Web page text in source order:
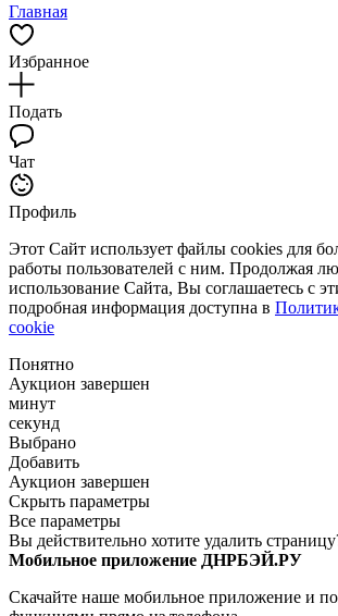
Главная
Избранное
Подать
Чат
Профиль
Этот Сайт использует файлы cookies для
работы пользователей с ним. Продолжая
использование Сайта, Вы соглашаетесь с
подробная информация доступна в
cookie
Понятно
Аукцион завершен
минут
секунд
Выбрано
Добавить
Аукцион завершен
Скрыть параметры
Все параметры
Вы действительно хотите удалить
Мобильное приложение ДНРБЭЙ.РУ
Скачайте наше мобильное приложение и